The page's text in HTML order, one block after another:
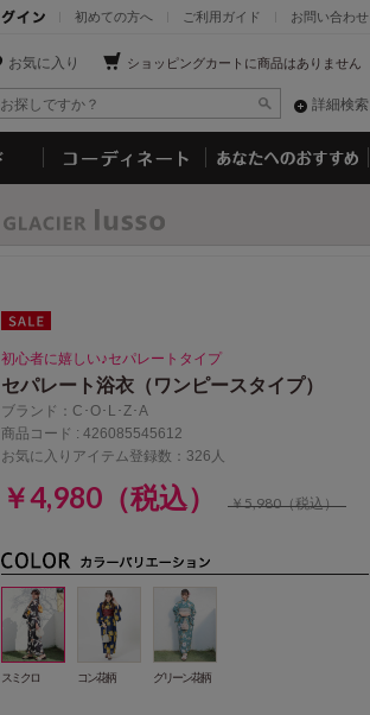
お問い合わせ
ご利用ガイド
初めての方へ
ショッピングカートに商品はありません
お気に入り
詳細検索
初心者に嬉しい♪セパレートタイプ
セパレート浴衣（ワンピースタイプ）
ブランド： C･O･L･Z･A
商品コード : 426085545612
お気に入りアイテム登録数：326人
￥4,980（税込） ￥5,980（税込）
スミクロ コン花柄 グリーン花柄